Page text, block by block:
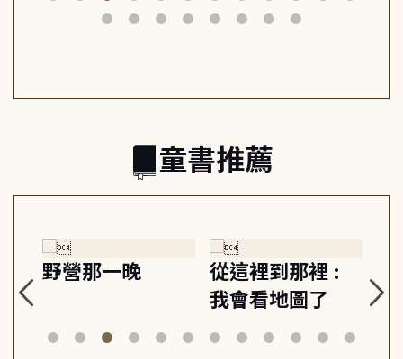
筆下的現代馬雅
節奏 22個行動練
童書推薦
野營那一晚
從這裡到那裡 :
我會看地圖了
美